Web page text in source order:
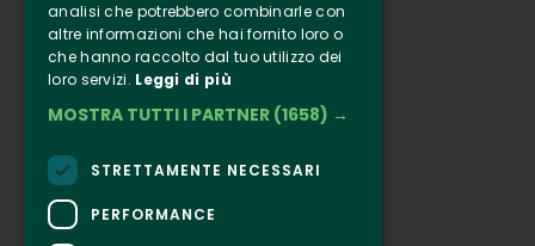
Clappit
Information
Follow Us
Facebook
Connect
analisi che potrebbero combinarle con
altre informazioni che hai fornito loro o
che hanno raccolto dal tuo utilizzo dei
loro servizi. Leggi di più
MOSTRA TUTTI I PARTNER (1658) →
STRETTAMENTE NECESSARI
PERFORMANCE